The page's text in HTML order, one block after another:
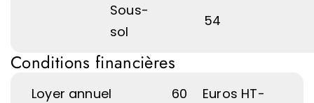
Sous-
sol
54
Conditions financières
Loyer annuel
60
Euros HT-